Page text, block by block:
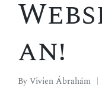
an!
ByVivien Ábrahám